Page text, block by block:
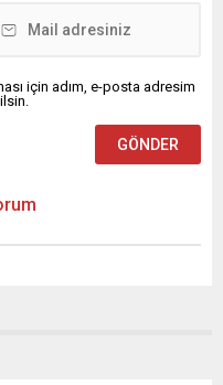
için adım, e-posta adresim